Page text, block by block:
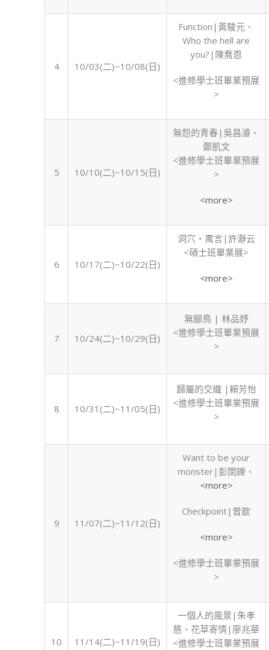
表〉
4 10/03(二)~10/08(日)
Function|黃駿元、
Who the hell are
you?|陳喬恩
<進修學士班畢業預展
>
5 10/10(二)~10/15(日)
無怨的青春|吳昌濬、
鄭凱文
<進修學士班畢業預展
>
<more>
6 10/17(二)~10/22(日)
洞穴‧寓言|許瀞云
<碩士班畢業展>
<more>
7 10/24(二)~10/29(日)
無腳鳥 | 林品妤
<進修學士班畢業預展
>
8 10/31(二)~11/05(日)
歸屬的交織 |賴芳怡
<進修學士班畢業預展
>
9 11/07(二)~11/12(日)
Want to be your
monster|彭閔鑠、
<more>
Checkpoint|曾歆
<more>
<進修學士班畢業預展
>
10 11/14(二)~11/19(日)
一個人的風景|朱孝
慈、花草寄情|廖兆華
<進修學士班畢業預展